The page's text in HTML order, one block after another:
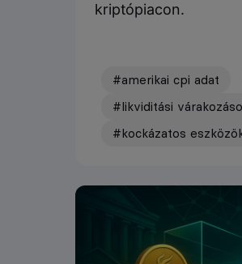
kriptópiacon.
#amerikai cpi adat
#likviditási
#kockázatos